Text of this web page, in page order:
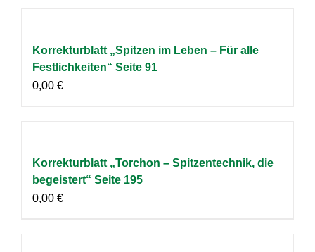
Korrekturblatt „Spitzen im Leben – Für alle
Festlichkeiten“ Seite 91
0,00 €
Korrekturblatt „Torchon – Spitzentechnik, die
begeistert“ Seite 195
0,00 €